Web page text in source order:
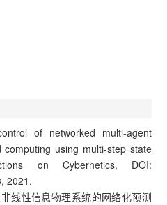
of networked multi-agent
using multi-step state
on Cybernetics, DOI:
2021.
线性信息物理系统的网络化预测